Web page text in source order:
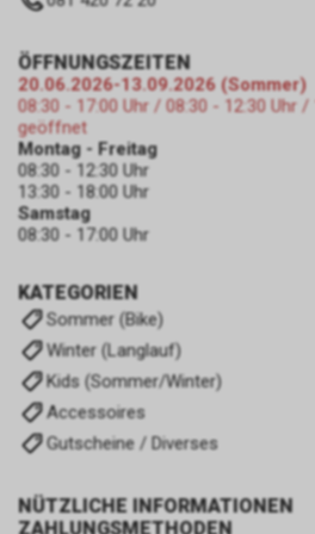
KATEGORIEN
Sommer (Bike)
Winter (Langlauf)
Kids (Sommer/Winter)
Accessoires
Gutscheine / Diverses
NÜTZLICHE INFORMATIONEN
ZAHLUNGSMETHODEN
ÖFFNUNGSZEITEN
20.06.2026-13.09.2026 (Sommer)
08:30 - 17:00 Uhr / 08:30 - 12:30 Uhr /
geöffnet
Montag - Freitag
08:30 - 12:30 Uhr
13:30 - 18:00 Uhr
Samstag
08:30 - 17:00 Uhr